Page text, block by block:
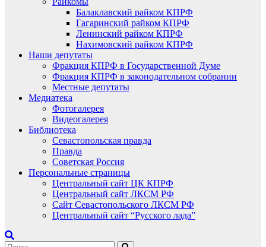
Балаклавский райком КПРФ
Гагаринский райком КПРФ
Ленинский райком КПРФ
Нахимовский райком КПРФ
Наши депутаты
Фракция КПРФ в Государственной Думе
Фракция КПРФ в законодательном собрании
Местные депутаты
Медиатека
Фотогалерея
Видеогалерея
Библиотека
Севастопольская правда
Правда
Советская Россия
Персональные страницы
Центральный сайт ЦК КПРФ
Центральный сайт ЛКСМ РФ
Сайт Севастопольского ЛКСМ РФ
Центральный сайт “Русского лада”